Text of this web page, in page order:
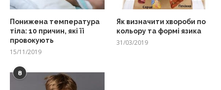
Понижена температура
тіла: 10 причин, які її
провокують
15/11/2019
Як визначити хвороби по
кольору та формі язика
31/03/2019
8